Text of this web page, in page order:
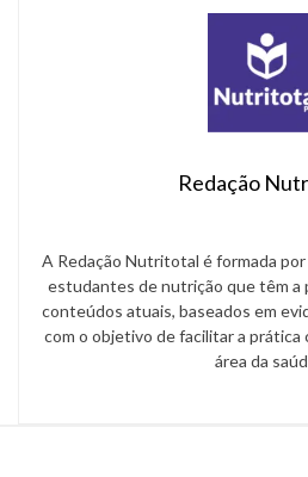
Redação
A Redação Nutritotal é formada
estudantes de nutrição que têm a
conteúdos atuais, baseados em
com o objetivo de facilitar a prática
área da